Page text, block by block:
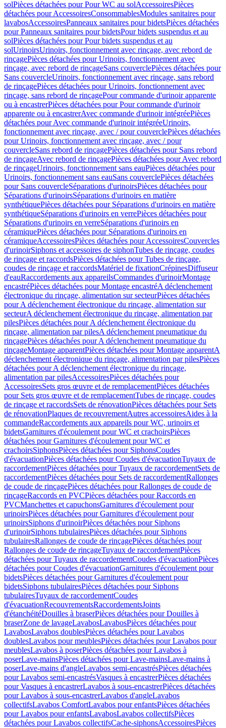
solPièces détachées pour Pour WC au solAccessoiresPièces
détachées pour AccessoiresConsommablesModules sanitaires pour
lavabosAccessoiresPanneaux sanitaires pour bidetsPièces détachées
pour Panneaux sanitaires pour bidetsPour bidets suspendus et au
solPièces détachées pour Pour bidets suspendus et au
solUrinoirsUrinoirs, fonctionnement avec rinçage, avec rebord de
rinçagePièces détachées pour Urinoirs, fonctionnement avec
rinçage, avec rebord de rinçageSans couverclePièces détachées pour
Sans couvercleUrinoirs, fonctionnement avec rinçage, sans rebord
de rinçagePièces détachées pour Urinoirs, fonctionnement avec
rinçage, sans rebord de rinçagePour commande d'urinoir apparente
ou à encastrerPièces détachées pour Pour commande d'urinoir
apparente ou à encastrerAvec commande d'urinoir intégréePièces
détachées pour Avec commande d'urinoir intégréeUrinoirs,
fonctionnement avec rinçage, avec / pour couverclePièces détachées
pour Urinoirs, fonctionnement avec rinçage, avec / pour
couvercleSans rebord de rinçagePièces détachées pour Sans rebord
de rinçageAvec rebord de rinçagePièces détachées pour Avec rebord
de rinçageUrinoirs, fonctionnement sans eauPièces détachées pour
Urinoirs, fonctionnement sans eauSans couverclePièces détachées
pour Sans couvercleSéparations d'urinoirsPièces détachées pour
Séparations d'urinoirsSéparations d'urinoirs en matière
synthétiquePièces détachées pour Séparations d'urinoirs en matière
synthétiqueSéparations d'urinoirs en verrePièces détachées pour
Séparations d'urinoirs en verreSéparations d'urinoirs en
céramiquePièces détachées pour Séparations d'urinoirs en
céramiqueAccessoiresPièces détachées pour AccessoiresCouvercles
d'urinoirSiphons et accessoires de siphonTubes de rinçage, coudes
de rinçage et raccordsPièces détachées pour Tubes de rinçage,
coudes de rinçage et raccordsMatériel de fixationCrépinesDiffuseur
d'eauRaccordements aux appareilsCommandes d'urinoirMontage
encastréPièces détachées pour Montage encastréA déclenchement
électronique du rinçage, alimentation sur secteurPièces détachées
pour A déclenchement électronique du rinçage, alimentation sur
secteurA déclenchement électronique du rinçage, alimentation par
pilesPièces détachées pour A déclenchement électronique du
rinçage, alimentation par pilesA déclenchement pneumatique du
rinçagePièces détachées pour A déclenchement pneumatique du
rinçageMontage apparentPièces détachées pour Montage apparentA
déclenchement électronique du rinçage, alimentation par pilesPièces
détachées pour A déclenchement électronique du rinçage,
alimentation par pilesAccessoiresPièces détachées pour
AccessoiresSets gros œuvre et de remplacementPièces détachées
pour Sets gros œuvre et de remplacementTubes de rinçage, coudes
de rinçage et raccordsSets de rénovationPièces détachées pour Sets
de rénovationPlaques de recouvrementAutres accessoiresAides à la
commandeRaccordements aux appareils pour WC, urinoirs et
bidetsGarnitures d'écoulement pour WC et crachoirsPièces
détachées pour Garnitures d'écoulement pour WC et
crachoirsSiphonsPièces détachées pour SiphonsCoudes
d'évacuationPièces détachées pour Coudes d'évacuationTuyaux de
raccordementPièces détachées pour Tuyaux de raccordementSets de
raccordementPièces détachées pour Sets de raccordementRallonges
de coude de rinçagePièces détachées pour Rallonges de coude de
rinçageRaccords en PVCPièces détachées pour Raccords en
PVCManchettes et capuchonsGarnitures d'écoulement pour
urinoirsPièces détachées pour Garnitures d'écoulement pour
urinoirsSiphons d'urinoirPièces détachées pour Siphons
d'urinoirSiphons tubulairesPièces détachées pour Siphons
tubulairesRallonges de coude de rinçagePièces détachées pour
Rallonges de coude de rinçageTuyaux de raccordementPièces
détachées pour Tuyaux de raccordementCoudes d'évacuationPièces
détachées pour Coudes d'évacuationGarnitures d'écoulement pour
bidetsPièces détachées pour Garnitures d'écoulement pour
bidetsSiphons tubulairesPièces détachées pour Siphons
tubulairesTuyaux de raccordementCoudes
d'évacuationRecouvrementsRaccordementsJoints
d'étanchéitéDouilles à braserPièces détachées pour Douilles à
braserZone de lavageLavabosLavabosPièces détachées pour
LavabosLavabos doublesPièces détachées pour Lavabos
doublesLavabos pour meublesPièces détachées pour Lavabos pour
meublesLavabos à poserPièces détachées pour Lavabos à
poserLave-mainsPièces détachées pour Lave-mainsLave-mains à
poserLave-mains d'angleLavabos semi-encastrésPièces détachées
pour Lavabos semi-encastrésVasques à encastrerPièces détachées
pour Vasques à encastrerLavabos à sous-encastrerPièces détachées
pour Lavabos à sous-encastrerLavabos d'angleLavabos
collectifsLavabos ComfortLavabos pour enfantsPièces détachées
pour Lavabos pour enfantsLavabosLavabos collectifsPièces
détachées pour Lavabos collectifsCache-siphonsAccessoiresPièces